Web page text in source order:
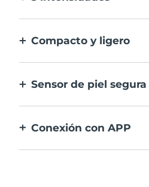
Compacto y ligero
Sensor de piel segura
piel.Conexión con APP